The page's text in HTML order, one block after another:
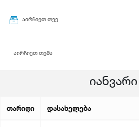
აირჩიეთ თვე
აირჩიეთ თემა
იანვარი
თარიღი დასახელება